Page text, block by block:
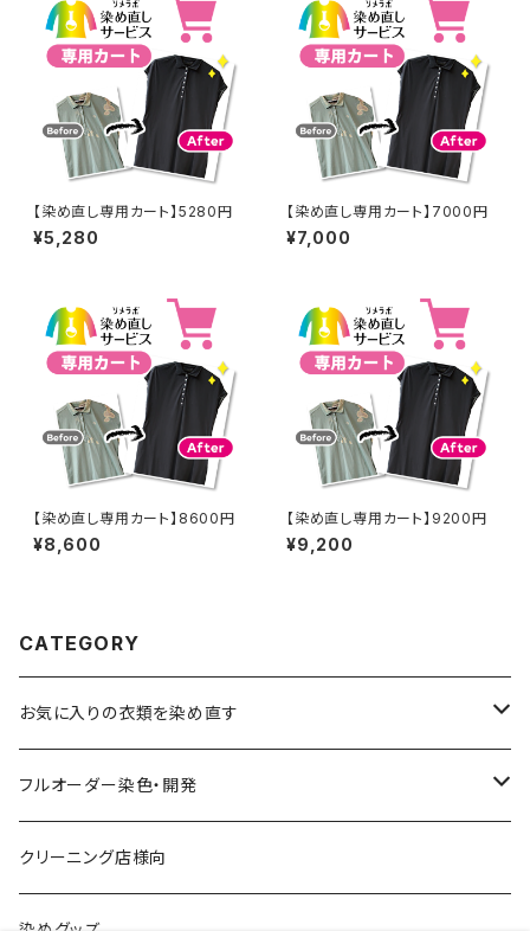
【染め直し専用カート】5280円
¥5,280
【染め直し専用カート】7000円
¥7,000
【染め直し専用カート】8600円
¥8,600
【染め直し専用カート】9200円
¥9,200
CATEGORY
お気に入りの衣類を染め直す
綿系 100%
黒染め/Black
紺染め/Navy
綿90%以上+合成繊維
黒染め/Black
フルオーダー染色・開発
カラーマッチング
クリーニング店様向